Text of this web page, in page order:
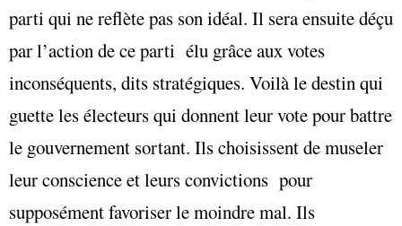
parti qui ne reflète pas son idéal. Il sera ensuite déçu
par l’action de ce parti élu grâce aux votes
inconséquents, dits stratégiques. Voilà le destin qui
guette les électeurs qui donnent leur vote pour battre
le gouvernement sortant. Ils choisissent de museler
leur conscience et leurs convictions pour
supposément favoriser le moindre mal. Ils